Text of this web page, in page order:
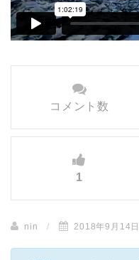
コメント数
1
nin / 2018年9月14日